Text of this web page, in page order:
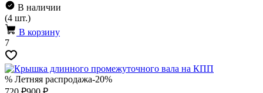
В наличии
(4 шт.)
В корзину
7
% Летняя распродажа-20%